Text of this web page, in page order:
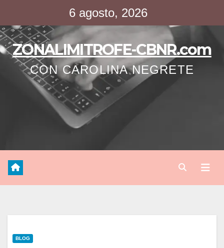
contenido
6 agosto, 2026
ZONALIMITROFE-CBNR.com
CON CAROLINA NEGRETE
BLOG